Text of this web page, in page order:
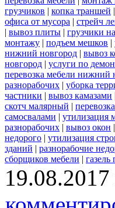
грузчиков | копка траншей |
офиса от мусора | стрейч
| вывоз плиты | грузчики
монтажу | подъем мешков |
нижний новгород | вывоз
новгород | услуги по
перевозка мебели нижний
разнорабочих | уборка
частники | вывоз камазами
скотч малярный |
самосвалами | утилизация
разнорабочих | вывоз окон |
недорого | утилизация
зданий | разнорабочие
сборщиков мебели |